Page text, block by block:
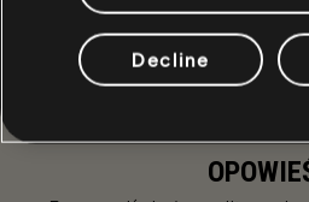
Decline